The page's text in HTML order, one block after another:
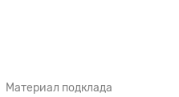
Материал подклада